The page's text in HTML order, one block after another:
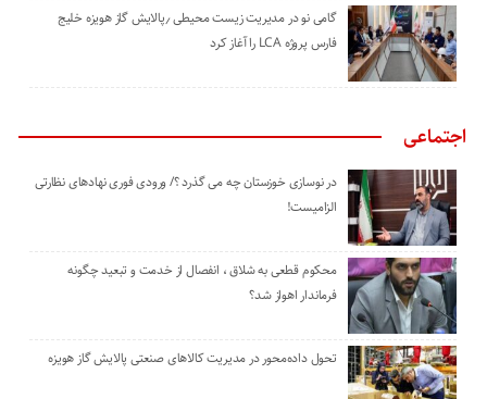
گامی نو در مدیریت زیست ‌محیطی ٫پالایش گاز هویزه خلیج
‌فارس پروژه LCA را آغاز کرد
اجتماعی
در نوسازی خوزستان چه می گذرد ؟/ ورودی فوری نهادهای نظارتی
الزامیست!
محکوم قطعی به شلاق ، انفصال از خدمت و تبعید چگونه
فرماندار اهواز شد؟
تحول داده‌محور در مدیریت کالاهای صنعتی پالایش گاز هویزه